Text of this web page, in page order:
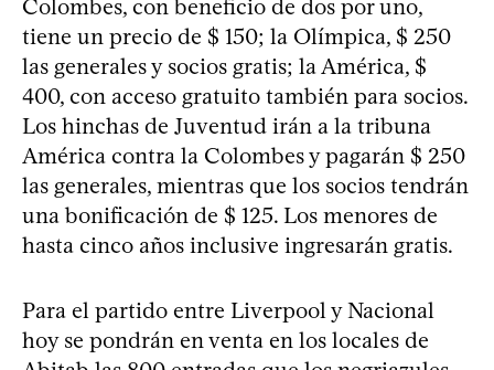
Colombes, con beneficio de dos por uno,
tiene un precio de $ 150; la Olímpica, $ 250
las generales y socios gratis; la América, $
400, con acceso gratuito también para socios.
Los hinchas de Juventud irán a la tribuna
América contra la Colombes y pagarán $ 250
las generales, mientras que los socios tendrán
una bonificación de $ 125. Los menores de
hasta cinco años inclusive ingresarán gratis.
Para el partido entre Liverpool y Nacional
hoy se pondrán en venta en los locales de